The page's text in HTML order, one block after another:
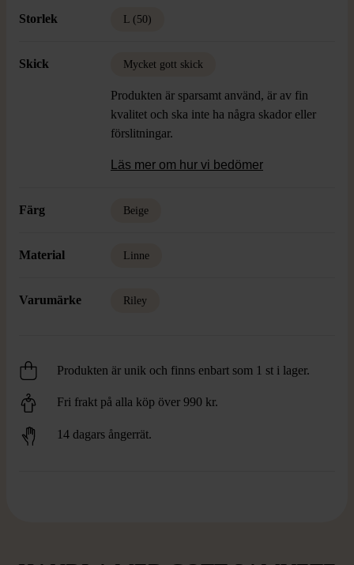
Storlek L (50)
Skick Mycket gott skick
Produkten är sparsamt använd, är av fin
kvalitet och ska inte ha några skador eller
förslitningar.
Läs mer om hur vi bedömer
Färg Beige
Material Linne
Varumärke Riley
Produkten är unik och finns enbart som 1 st i lager.
Fri frakt på alla köp över 990 kr.
14 dagars ångerrät.